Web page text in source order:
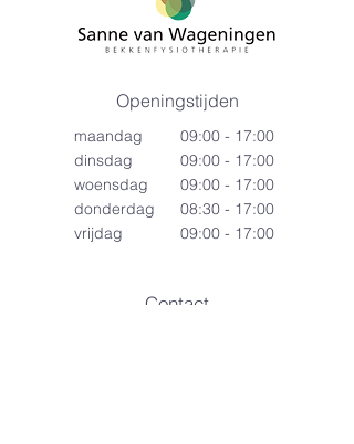
Openingstijden
maandag
dinsdag
woensdag
donderdag
vrijdag
09:00 - 17:00
09:00 - 17:00
09:00 - 17:00
08:30 - 17:00
09:00 - 17:00
Contact